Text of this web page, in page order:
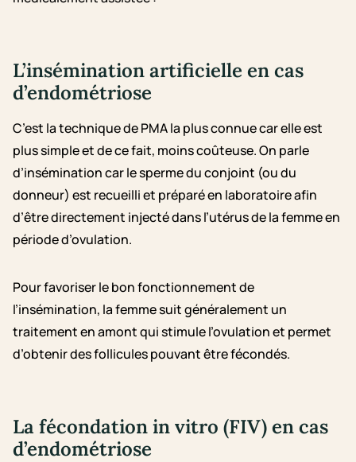
L’insémination artificielle en cas
d’endométriose
C’est la technique de PMA la plus connue car elle est
plus simple et de ce fait, moins coûteuse. On parle
d’insémination car le sperme du conjoint (ou du
donneur) est recueilli et préparé en laboratoire afin
d’être directement injecté dans l’utérus de la femme en
période d’ovulation.
Pour favoriser le bon fonctionnement de
l’insémination, la femme suit généralement un
traitement en amont qui stimule l’ovulation et permet
d’obtenir des follicules pouvant être fécondés.
La fécondation in vitro (FIV)en cas
d’endométriose